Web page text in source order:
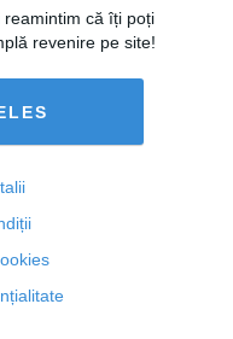
că îți poți
revenire pe site!
și-a uitat caietul